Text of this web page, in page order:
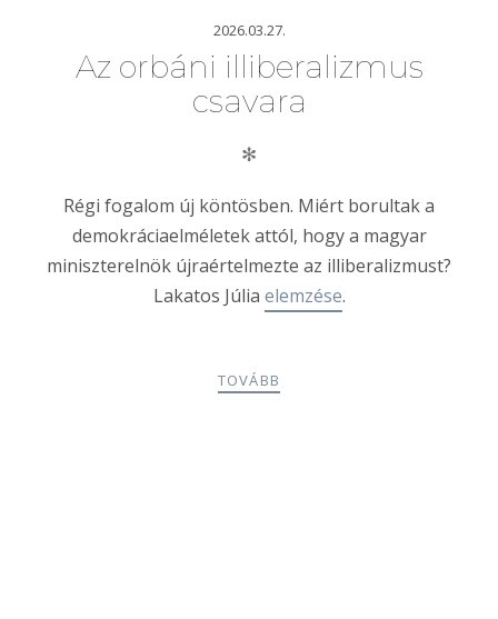
2026.03.27.
Az orbáni illiberalizmus
csavara
✻
Régi fogalom új köntösben. Miért borultak a
demokráciaelméletek attól, hogy a magyar
miniszterelnök újraértelmezte az illiberalizmust?
Lakatos Júlia elemzése.
TOVÁBB